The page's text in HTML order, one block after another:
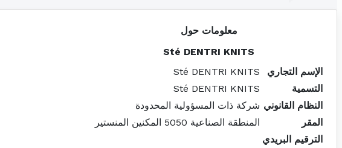
معلومات حول
Sté DENTRI KNITS
الإسم التجاري
Sté DENTRI KNITS
التسمية
Sté DENTRI KNITS
النظام القانوني شركة ذات المسؤولية المحدودة
المقر
المنطقة الصناعية 5050 المكنين المنستير
الترقيم البريدي